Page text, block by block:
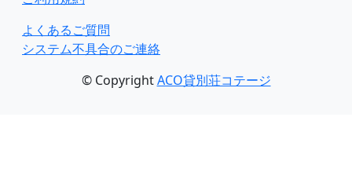
よくあるご質問
システム不具合のご連絡
© CopyrightACO貸別荘コテージ